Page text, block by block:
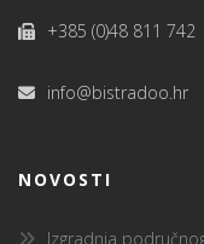
+385 (0)48 811 742
info@bistradoo.hr
NOVOSTI
Izgradnja